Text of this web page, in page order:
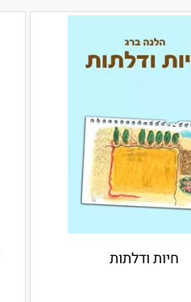
חיות ודלתות